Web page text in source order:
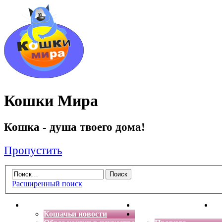
Кошки Мира
Кошка - душа твоего дома!
Пропустить
Расширенный поиск
Кошачьи новости
Энциклопедия кошек